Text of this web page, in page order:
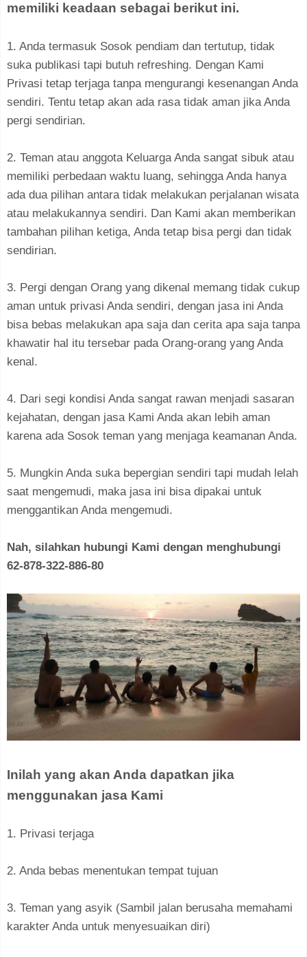
memiliki keadaan sebagai berikut ini.
1. Anda termasuk Sosok pendiam dan tertutup, tidak
suka publikasi tapi butuh refreshing. Dengan Kami
Privasi tetap terjaga tanpa mengurangi kesenangan Anda
sendiri. Tentu tetap akan ada rasa tidak aman jika Anda
pergi sendirian.
2. Teman atau anggota Keluarga Anda sangat sibuk atau
memiliki perbedaan waktu luang, sehingga Anda hanya
ada dua pilihan antara tidak melakukan perjalanan wisata
atau melakukannya sendiri. Dan Kami akan memberikan
tambahan pilihan ketiga, Anda tetap bisa pergi dan tidak
sendirian.
3. Pergi dengan Orang yang dikenal memang tidak cukup
aman untuk privasi Anda sendiri, dengan jasa ini Anda
bisa bebas melakukan apa saja dan cerita apa saja tanpa
khawatir hal itu tersebar pada Orang-orang yang Anda
kenal.
4. Dari segi kondisi Anda sangat rawan menjadi sasaran
kejahatan, dengan jasa Kami Anda akan lebih aman
karena ada Sosok teman yang menjaga keamanan Anda.
5. Mungkin Anda suka bepergian sendiri tapi mudah lelah
saat mengemudi, maka jasa ini bisa dipakai untuk
menggantikan Anda mengemudi.
Nah, silahkan hubungi Kami dengan menghubungi
62-878-322-886-80
Inilah yang akan Anda dapatkan jika
menggunakan jasa Kami
1. Privasi terjaga
2. Anda bebas menentukan tempat tujuan
3. Teman yang asyik (Sambil jalan berusaha memahami
karakter Anda untuk menyesuaikan diri)